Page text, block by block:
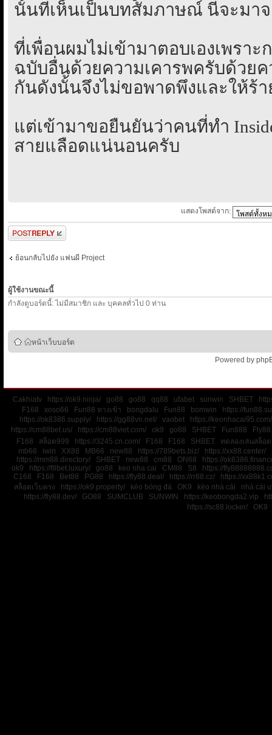
นั้นที่เห็นเป็นบทสัมภาษณ์ นี่จะมา
ที่เพื่อนผมไม่เข้ามาตอบเองเพราะ
ฉบับอื่นด้วยความเคารพครับด้วย
กันดังนั้นจึงไม่ขอพาดพึงและให้ร้
แต่เข้ามาขอยืนยันว่าคนที่ทำ
สายแลือดแน่นอนครับ
แสดงโพสต์จาก:
ตอบกระทู้
ย้อนกลับไปยัง แฟนผี Project
ผู้ใช้งานขณะนี้
กำลังดูบอร์ดนี้: ไม่มีสมาชิก และ บุคคลทั่วไป 0 ท่าน
หน้าเว็บบอร์ด
Powered by
Cakhiatv https://ok9.ninja/ go88 go88 qq88 ufabet sunwin SHBET
F168
xoso66 Fun88 ทางเข้า bongdalu Fun88 bomwin
https://
https://ok8386.supply/
https://gg88vn.net/ vaobet
https://keonhacai95.com/
https://cm88bet.us/
https://cm88viet.com/ ok9 go88 SHBET Fun888
F168
สล็อต999 https://3245.cn.com/ F168 F168 SHBET
ทดลองเล่นสล็อต
mb66
iwin XX88 MB66 new88 https://789bets.biz/ https://xx88.center/
https://mm88.directory/
SHBET new88 cm88 ON68
https://
ok9
https://f8bet.luxury/ go88 keo nha cai CM88 S8
https://
C168
F168 Bet88 PG88 https://fly88.deal/ https://rr88.cz/
https://
สล็อตเว็บตรง
https://ok9.property/ kèo bóng đá OK9 kèo nhà cái
nhà cái
https://fly88.dev/
GO88 SUMCLUB SUNWIN https://keobongda2.vip
https://sc88.locker/
OK9